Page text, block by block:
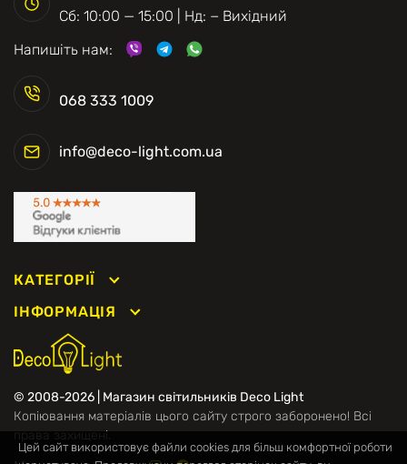
© 2008-2026 | Магазин світильників Deco Light
Копіювання матеріалів цього сайту строго заборонено! Всі
права захищені.
КАТЕГОРІЇ
ІНФОРМАЦІЯ
068 333 1009
info@deco-light.com.ua
Сб: 10:00 — 15:00 | Нд: − Вихідний
Напишіть нам:
Цей сайт використовує файли cookies для більш комфортної роботи